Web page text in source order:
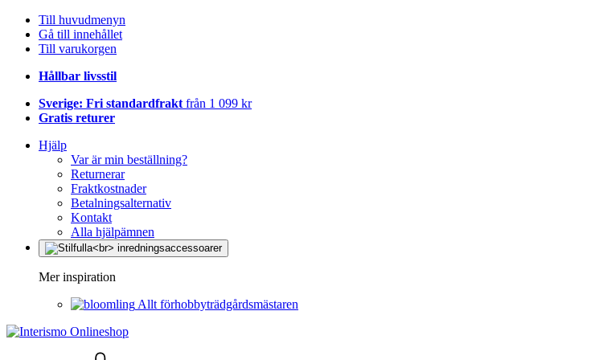
Till huvudmenyn
Gå till innehållet
Till varukorgen
Hållbar livsstil
Sverige: Fri standardfrakt från 1 099 kr
Gratis returer
Hjälp
Var är min beställning?
Returnerar
Fraktkostnader
Betalningsalternativ
Kontakt
Alla hjälpämnen
Mer inspiration
Allt förhobbyträdgårdsmästaren